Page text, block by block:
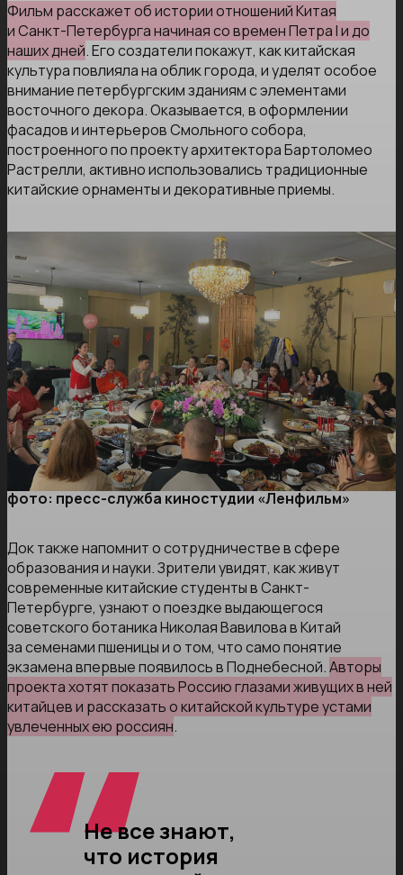
Фильм расскажет об истории отношений Китая
и Санкт-Петербурга начиная со времен Петра I и до
наших дней. Его создатели покажут, как китайская
культура повлияла на облик города, и уделят особое
внимание петербургским зданиям с элементами
восточного декора. Оказывается, в оформлении
фасадов и интерьеров Смольного собора,
построенного по проекту архитектора Бартоломео
Растрелли, активно использовались традиционные
китайские орнаменты и декоративные приемы.
фото: пресс-служба киностудии «Ленфильм»
Док также напомнит о сотрудничестве в сфере
образования и науки. Зрители увидят, как живут
современные китайские студенты в Санкт-
Петербурге, узнают о поездке выдающегося
советского ботаника Николая Вавилова в Китай
за семенами пшеницы и о том, что само понятие
экзамена впервые появилось в Поднебесной.Авторы
проекта хотят показать Россию глазами живущих в ней
китайцев и рассказать о китайской культуре устами
увлеченных ею россиян.
Не все знают,
что история